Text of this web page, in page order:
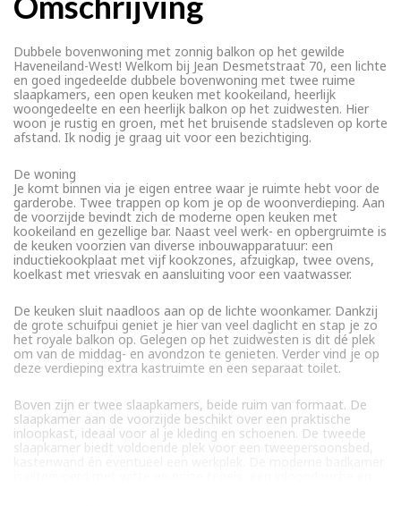
Dubbele bovenwoning met zonnig balkon op het gewilde
Haveneiland-West! Welkom bij Jean Desmetstraat 70, een lichte
en goed ingedeelde dubbele bovenwoning met twee ruime
slaapkamers, een open keuken met kookeiland, heerlijk
woongedeelte en een heerlijk balkon op het zuidwesten. Hier
woon je rustig en groen, met het bruisende stadsleven op korte
afstand. Ik nodig je graag uit voor een bezichtiging.
De woning
Je komt binnen via je eigen entree waar je ruimte hebt voor de
garderobe. Twee trappen op kom je op de woonverdieping. Aan
de voorzijde bevindt zich de moderne open keuken met
kookeiland en gezellige bar. Naast veel werk- en opbergruimte is
de keuken voorzien van diverse inbouwapparatuur: een
inductiekookplaat met vijf kookzones, afzuigkap, twee ovens,
koelkast met vriesvak en aansluiting voor een vaatwasser.
De keuken sluit naadloos aan op de lichte woonkamer. Dankzij
de grote schuifpui geniet je hier van veel daglicht en stap je zo
het royale balkon op. Gelegen op het zuidwesten is dit dé plek
om van de middag- en avondzon te genieten. Verder vind je op
deze verdieping extra kastruimte en een separaat toilet.
Boven zijn er twee slaapkamers, beide ruim van formaat. De
slaapkamer aan de voorzijde beschikt over een praktische
inloopkast, ideaal voor al je kleding en schoenen. De tweede
slaapkamer biedt voldoende plek voor een tweepersoonsbed,